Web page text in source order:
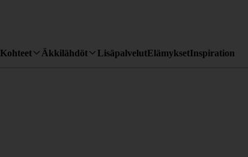
Kohteet Äkkilähdöt LisäpalvelutElämyksetInspiration